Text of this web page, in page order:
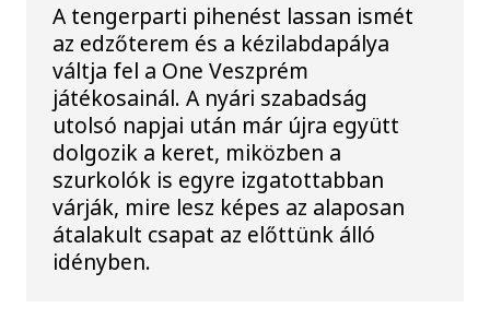
A tengerparti pihenést lassan ismét
az edzőterem és a kézilabdapálya
váltja fel a One Veszprém
játékosainál. A nyári szabadság
utolsó napjai után már újra együtt
dolgozik a keret, miközben a
szurkolók is egyre izgatottabban
várják, mire lesz képes az alaposan
átalakult csapat az előttünk álló
idényben.